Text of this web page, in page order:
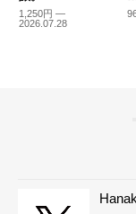
1,250円 —
2026.07.28